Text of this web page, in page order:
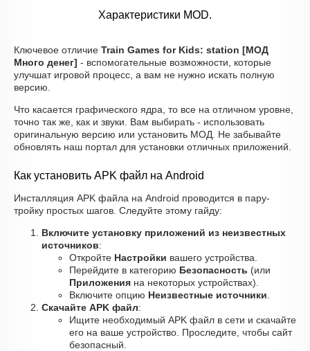
Характеристики MOD.
Ключевое отличие Train Games for Kids: station [МОД
Много денег] - вспомогательные возможности, которые
улучшат игровой процесс, а вам не нужно искать полную
версию.
Что касается графического ядра, то все на отличном уровне,
точно так же, как и звуки. Вам выбирать - использовать
оригинальную версию или установить МОД. Не забывайте
обновлять наш портал для установки отличных приложений.
Как установить APK файл на Android
Инсталляция APK файла на Android проводится в пару-
тройку простых шагов. Следуйте этому гайду:
Включите установку приложений из неизвестных
источников:
Откройте Настройки вашего устройства.
Перейдите в категорию Безопасность (или
Приложения на некоторых устройствах).
Включите опцию Неизвестные источники
Скачайте APK файл:
Ищите необходимый APK файл в сети и скачайте
его на ваше устройство. Проследите, чтобы сайт
безопасный.